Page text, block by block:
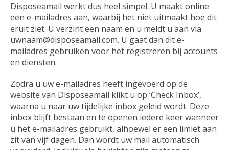
Disposeamail werkt dus heel simpel. U maakt online
een e-mailadres aan, waarbij het niet uitmaakt hoe dit
eruit ziet. U verzint een naam en u meldt u aan via
uwnaam@disposeamail.com. U gaat dan dit e-
mailadres gebruiken voor het registreren bij accounts
en diensten.
Zodra u uw e-mailadres heeft ingevoerd op de
website van Disposeamail klikt u op ‘Check Inbox’,
waarna u naar uw tijdelijke inbox geleid wordt. Deze
inbox blijft bestaan en te openen iedere keer wanneer
u het e-mailadres gebruikt, alhoewel er een limiet aan
zit van vijf dagen. Dan wordt uw mail automatisch